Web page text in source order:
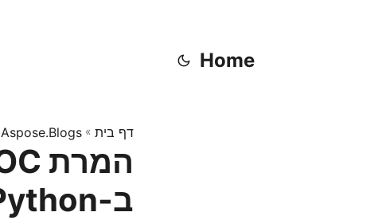
Home
דף בית »
Aspose.Blogs
ב-Python